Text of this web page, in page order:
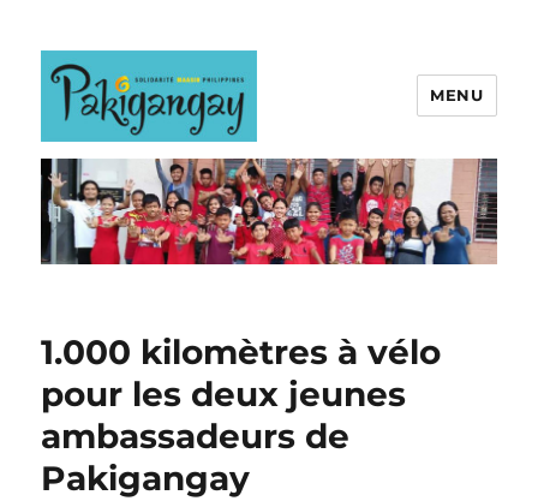
MENU
1.000 kilomètres à vélo
pour les deux jeunes
ambassadeurs de
Pakigangay